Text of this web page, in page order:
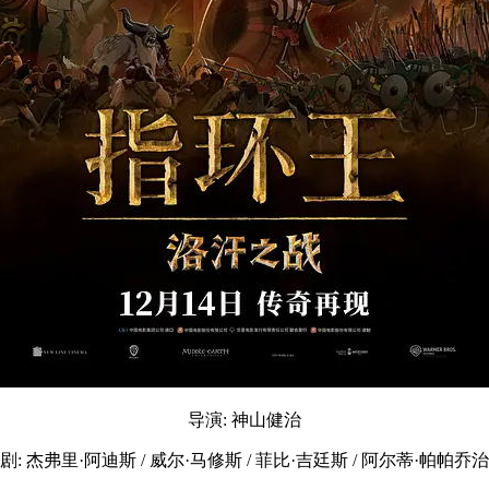
导演: 神山健治
: 杰弗里·阿迪斯 / 威尔·马修斯 / 菲比·吉廷斯 / 阿尔蒂·帕帕乔